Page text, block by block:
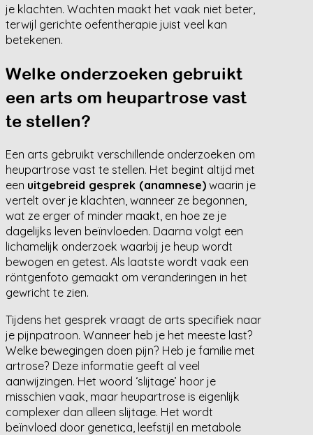
je klachten. Wachten maakt het vaak niet beter,
terwijl gerichte oefentherapie juist veel kan
betekenen.
Welke onderzoeken gebruikt
een arts om heupartrose vast
te stellen?
Een arts gebruikt verschillende onderzoeken om
heupartrose vast te stellen. Het begint altijd met
een uitgebreid gesprek (anamnese) waarin je
vertelt over je klachten, wanneer ze begonnen,
wat ze erger of minder maakt, en hoe ze je
dagelijks leven beïnvloeden. Daarna volgt een
lichamelijk onderzoek waarbij je heup wordt
bewogen en getest. Als laatste wordt vaak een
röntgenfoto gemaakt om veranderingen in het
gewricht te zien.
Tijdens het gesprek vraagt de arts specifiek naar
je pijnpatroon. Wanneer heb je het meeste last?
Welke bewegingen doen pijn? Heb je familie met
artrose? Deze informatie geeft al veel
aanwijzingen. Het woord ‘slijtage’ hoor je
misschien vaak, maar heupartrose is eigenlijk
complexer dan alleen slijtage. Het wordt
beïnvloed door genetica, leefstijl en metabole